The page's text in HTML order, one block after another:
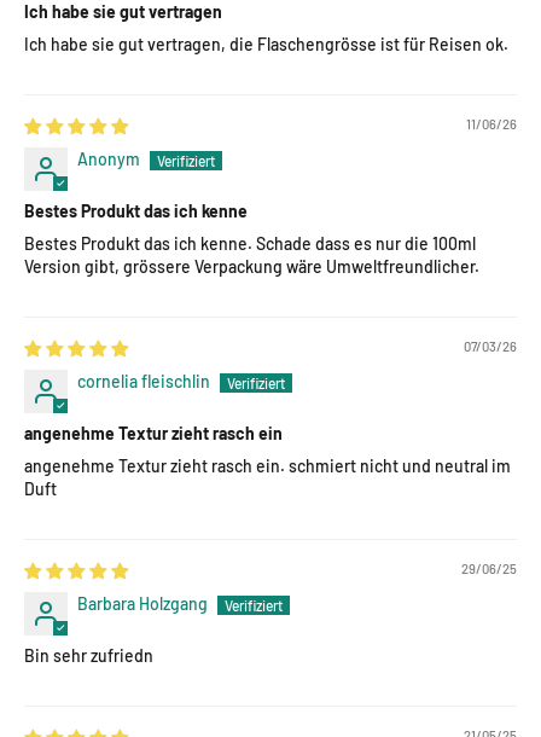
Ich habe sie gut vertragen
Ich habe sie gut vertragen, die Flaschengrösse ist für Reisen ok.
11/06/26
Anonym
Bestes Produkt das ich kenne
Bestes Produkt das ich kenne. Schade dass es nur die 100ml
Version gibt, grössere Verpackung wäre Umweltfreundlicher.
07/03/26
cornelia fleischlin
angenehme Textur zieht rasch ein
angenehme Textur zieht rasch ein. schmiert nicht und neutral im
Duft
29/06/25
Barbara Holzgang
Bin sehr zufriedn